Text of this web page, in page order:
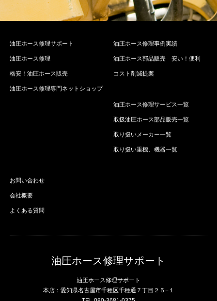
油圧ホース修理サポート
油圧ホース修理
格安！油圧ホース販売
油圧ホース修理専門ネットショップ
油圧ホース修理事例実績
油圧ホース部品販売 安い！便利
コスト削減提案
油圧ホース修理サービス一覧
取扱油圧ホース部品販売一覧
取り扱いメーカー一覧
取り扱い重機、機器一覧
お問い合わせ
会社概要
よくある質問
油圧ホース修理サポート
油圧ホース修理サポート
本店：愛知県名古屋市千種区千種通７丁目２５−１